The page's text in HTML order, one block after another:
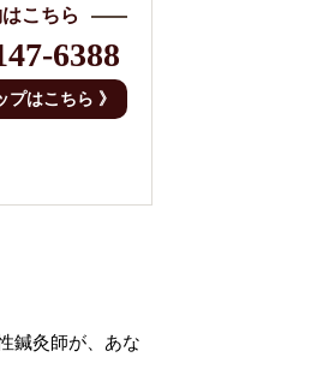
こちら
6388
プはこちら 》
鍼灸師が、あな